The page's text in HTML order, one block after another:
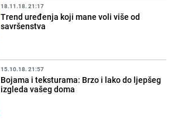
18.11.18. 21:17
Trend uređenja koji mane voli više od
savršenstva
15.10.18. 21:57
Bojama i teksturama: Brzo i lako do ljepšeg
izgleda vašeg doma